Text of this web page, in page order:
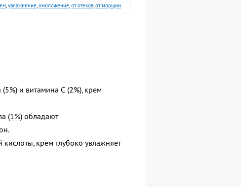
,увлажнение,омоложение,от отеков,от морщин
и витамина С (2%), крем
(1%) обладают
крем глубоко увлажняет